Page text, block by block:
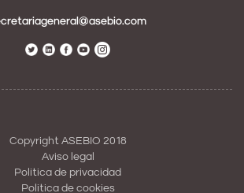
Copyright ASEBIO 2018
Aviso legal
Política de privacidad
Política de cookies